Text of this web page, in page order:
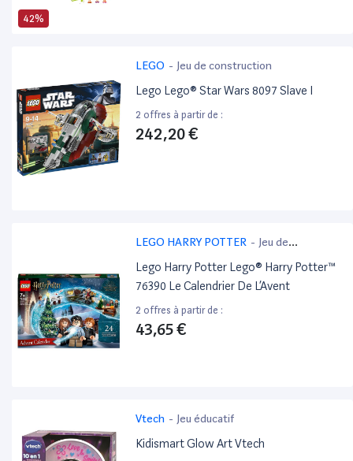
42%
LEGO - Jeu de construction
Lego Lego® Star Wars 8097 Slave I
2 offres à partir de :
242,20 €
LEGO HARRY POTTER - Jeu de
construction
Lego Harry Potter Lego® Harry Potter™
76390 Le Calendrier De L’Avent
2 offres à partir de :
43,65 €
Vtech - Jeu éducatif
Kidismart Glow Art Vtech